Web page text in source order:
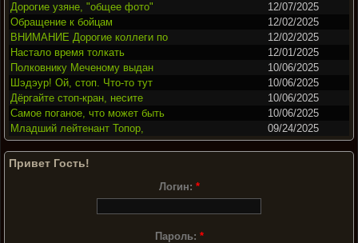
Дорогие узяне, "общее фото"
12/07/2025
Обращение к бойцам
12/02/2025
ВНИМАНИЕ Дорогие коллеги по
12/02/2025
Настало время толкать
12/01/2025
Полковнику Меченому выдан
10/06/2025
Шэдэур! Ой, стоп. Что-то тут
10/06/2025
Дёргайте стоп-кран, несите
10/06/2025
Самое поганое, что может быть
10/06/2025
Младший лейтенант Топор,
09/24/2025
Привет Гость!
Логин: *
Пароль: *